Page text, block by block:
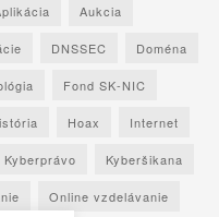
Aukcia
DNSSEC Doména
Fond SK-NIC
Hoax Internet
Kyberprávo Kyberšikana
Online vzdelávanie